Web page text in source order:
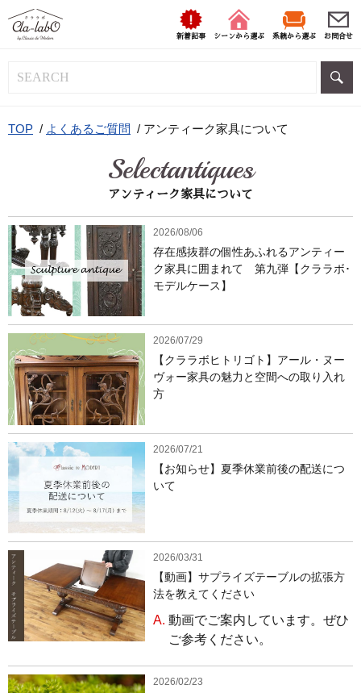
新着記事 シーンから選ぶ 系統から選ぶ お問合せ
TOP / よくあるご質問 / アンティーク家具について
Selectantiques
アンティーク家具について
2026/08/06
存在感抜群の個性あふれるアンティー
ク家具に囲まれて 第九弾【クララボ･
モデルケース】
2026/07/29
【クララボヒトリゴト】アール・ヌー
ヴォー家具の魅力と空間への取り入れ
方
2026/07/21
【お知らせ】夏季休業前後の配送につ
いて
2026/03/31
【動画】サプライズテーブルの拡張方
法を教えてください
A. 動画でご案内しています。ぜひ
ご参考ください。
2026/02/23